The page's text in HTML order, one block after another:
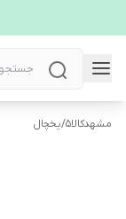
مشهدکالا5 /یخچال